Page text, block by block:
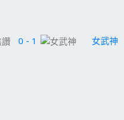
0 - 1 女武神